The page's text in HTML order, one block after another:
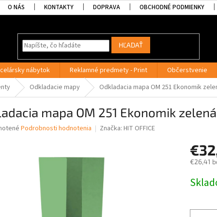
O NÁS KONTAKTY DOPRAVA OBCHODNÉ PODMIENKY
HĽADAŤ
nábytok Reklamné predmety - Print Občerstvenie
Odkladacie mapy Odkladacia mapa OM 251 Ekonomik
mapa OM 251 Ekonomik zelená
Podrobnosti hodnotenia Značka: HIT OFFICE
€26,41
cena: